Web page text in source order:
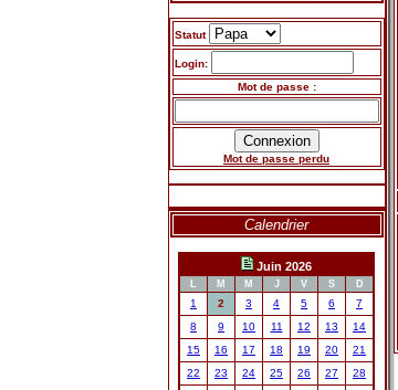
Statut
Login:
Mot de passe :
Mot de passe perdu
Calendrier
Juin 2026
L M M J V S D
1 2 3 4 5 6
7
8
9 10 11 12 13
14
15
16 17 18 19 20
21
22
23 24 25 26 27 28